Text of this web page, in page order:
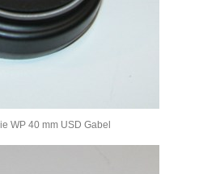
WP 40 mm USD Gabel